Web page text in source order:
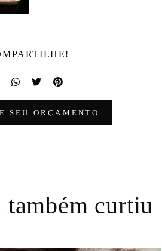
SEU ORÇAMENTO
também curtiu